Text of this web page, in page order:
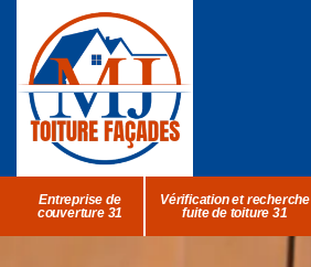
Entreprise de
couverture 31
Vérification et recherche
fuite de toiture 31